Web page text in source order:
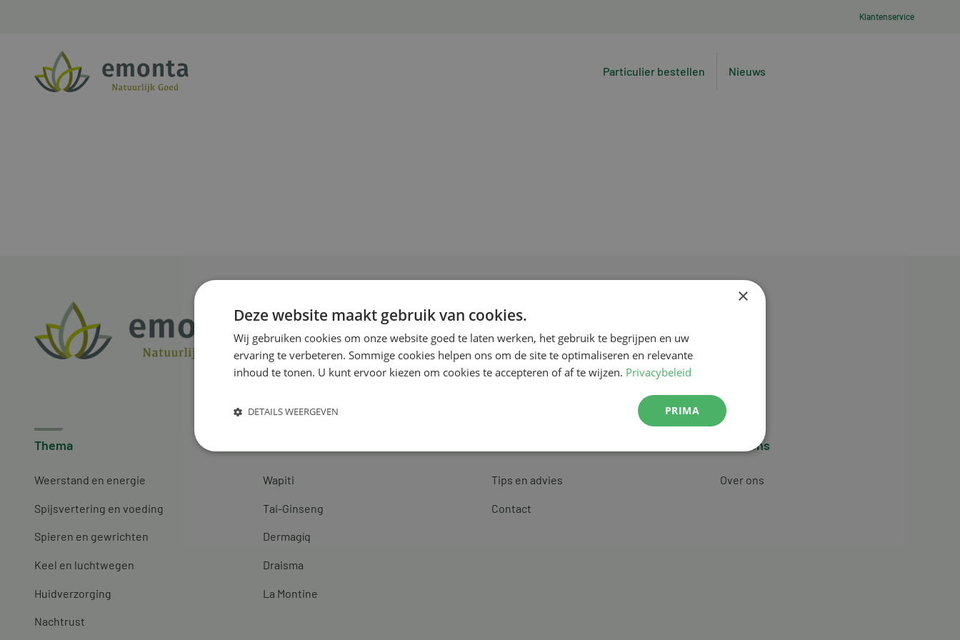
Klantenservice
Particulier bestellen Nieuws
Thema
Weerstand en energie
Spijsvertering en voeding
Spieren en gewrichten
Keel en luchtwegen
Huidverzorging
Nachtrust
Wapiti
Tai-Ginseng
Dermagíq
Draisma
La Montine
Tips en advies
Contact
Over ons
Over ons
×
Deze website maakt gebruik van cookies.
Wij gebruiken cookies om onze website goed te laten werken, het gebruik te begrijpen en uw
ervaring te verbeteren. Sommige cookies helpen ons om de site te optimaliseren en relevante
inhoud te tonen. U kunt ervoor kiezen om cookies te accepteren of af te wijzen. Privacybeleid
PRIMA
DETAILS WEERGEVEN